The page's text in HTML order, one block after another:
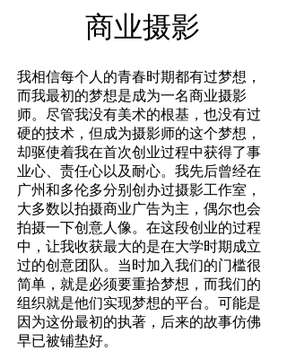
商业摄影
我相信每个人的青春时期都有过梦想，
而我最初的梦想是成为一名商业摄影
师。尽管我没有美术的根基，也没有过
硬的技术，但成为摄影师的这个梦想，
却驱使着我在首次创业过程中获得了事
业心、责任心以及耐心。我先后曾经在
广州和多伦多分别创办过摄影工作室，
大多数以拍摄商业广告为主，偶尔也会
拍摄一下创意人像。在这段创业的过程
中，让我收获最大的是在大学时期成立
过的创意团队。当时加入我们的门槛很
简单，就是必须要重拾梦想，而我们的
组织就是他们实现梦想的平台。可能是
因为这份最初的执著，后来的故事仿佛
早已被铺垫好。